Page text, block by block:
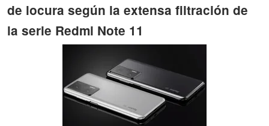
de locura según la extensa filtración de
la serie Redmi Note 11